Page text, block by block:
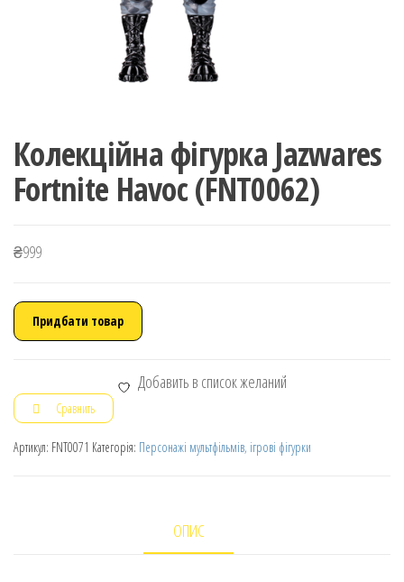
Колекційна фігурка Jazwares
Fortnite Havoc (FNT0062)
₴999
Придбати товар
Добавить в список желаний
Сравнить
Артикул: FNT0071 Категорія: Персонажі мультфільмів, ігрові фігурки
ОПИС